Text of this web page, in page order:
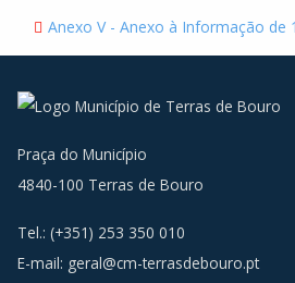
Anexo V - Anexo à Informação de
Praça do Município
4840-100 Terras de Bouro
Tel.: (+351) 253 350 010
E-mail: geral@cm-terrasdebouro.pt